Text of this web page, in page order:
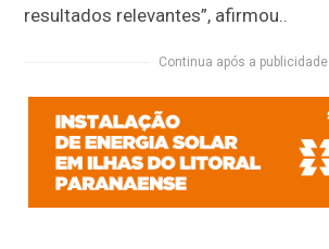
resultados relevantes”, afirmou..
Continua após a publicidade